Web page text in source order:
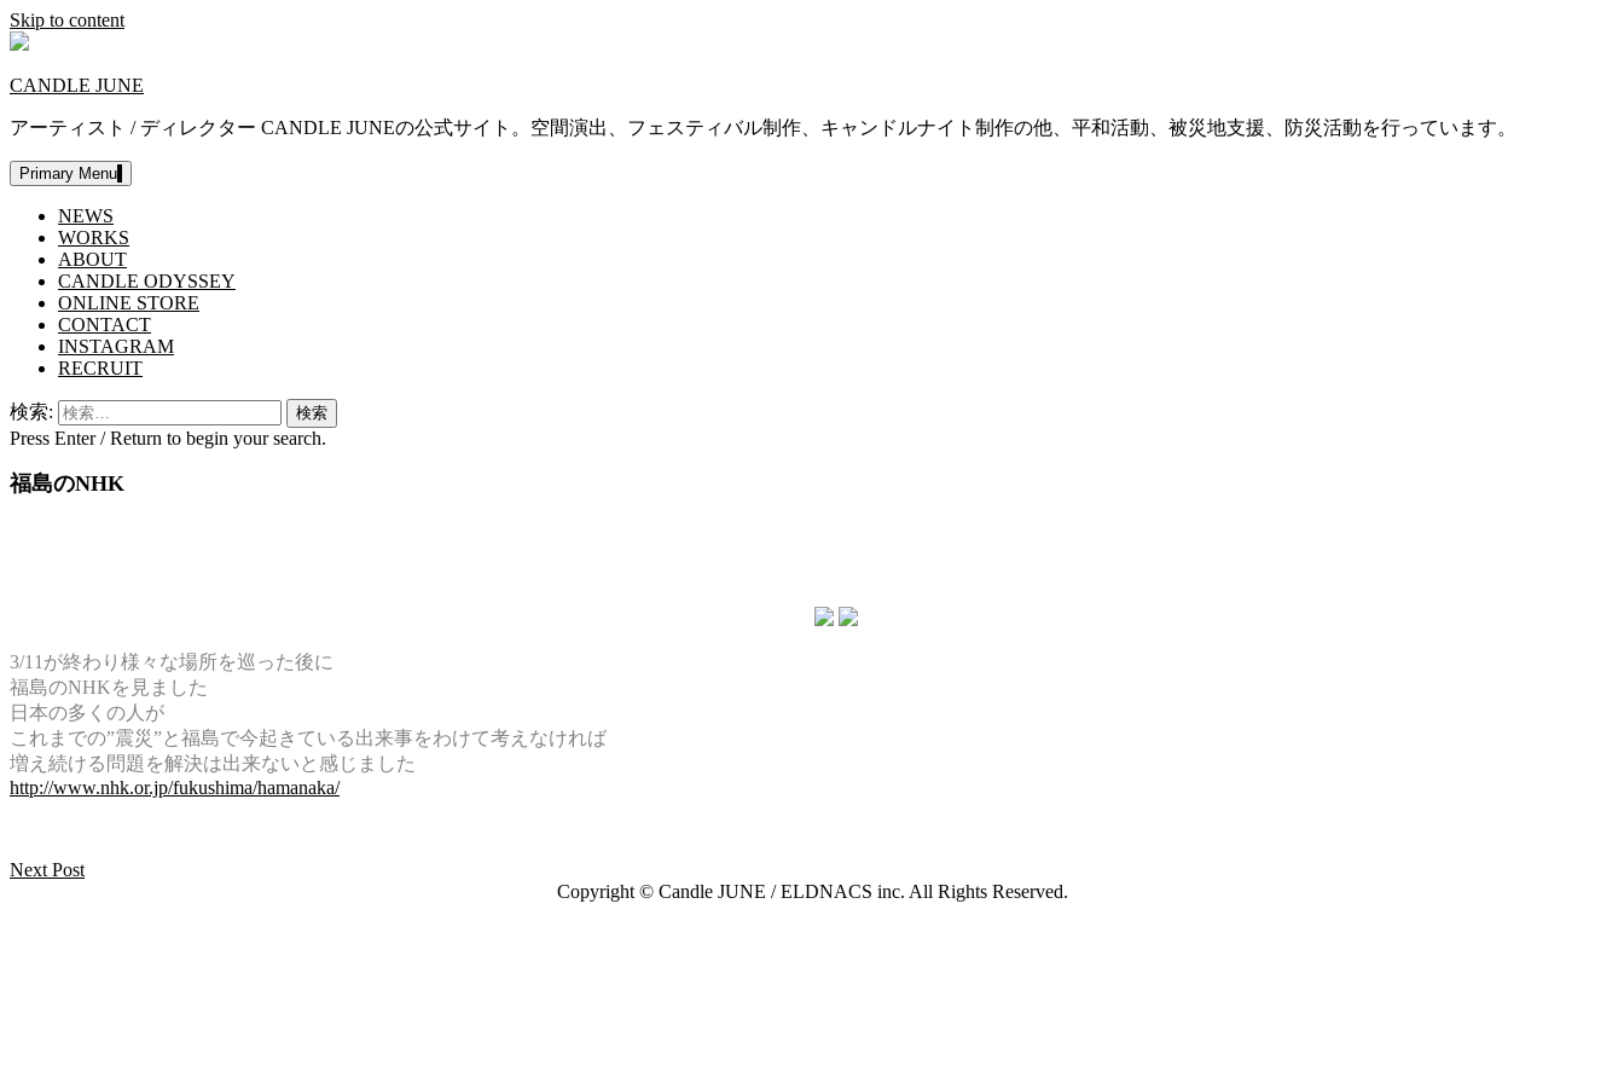
Skip to content
CANDLE JUNE
アーティスト / ディレクター CANDLE JUNEの公式サイト。空間演出、フェスティバル制作、キャンドルナイト制作の他、平和活動、被災地支援、防災活動を行っています。
Primary Menu
NEWS
WORKS
ABOUT
CANDLE ODYSSEY
ONLINE STORE
CONTACT
INSTAGRAM
RECRUIT
検索:
Press Enter / Return to begin your search.
福島のNHK
3/11が終わり様々な場所を巡った後に
福島のNHKを見ました
日本の多くの人が
これまでの”震災”と福島で今起きている出来事をわけて考えなければ
増え続ける問題を解決は出来ないと感じました
http://www.nhk.or.jp/fukushima/hamanaka/
Next Post
Copyright © Candle JUNE / ELDNACS inc. All Rights Reserved.